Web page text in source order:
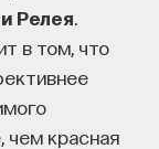
Релея
в том, что
чем красная